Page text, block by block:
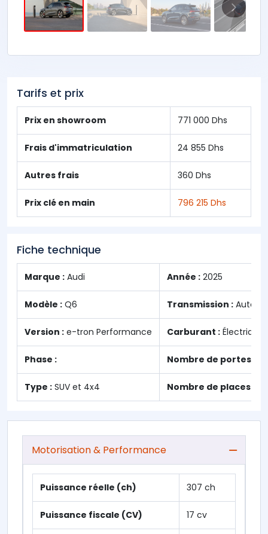
Tarifs et prix
Prix en showroom 771 000 Dhs
Frais d'immatriculation 24 855 Dhs
Autres frais 360 Dhs
Prix clé en main 796 215 Dhs
Fiche technique
Marque : Audi Année : 2025
Modèle : Q6 Transmission :
Version : e-tron Performance Carburant : Électrique
Phase : Nombre de portes :
Type : SUV et 4x4 Nombre de places :
Motorisation & Performance
Puissance réelle (ch) 307 ch
Puissance fiscale (CV) 17 cv